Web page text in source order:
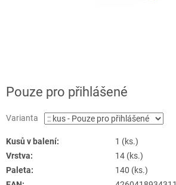
Pouze pro přihlášené
Varianta
Kusů v balení:
1 (ks.)
Vrstva:
14 (ks.)
Paleta:
140 (ks.)